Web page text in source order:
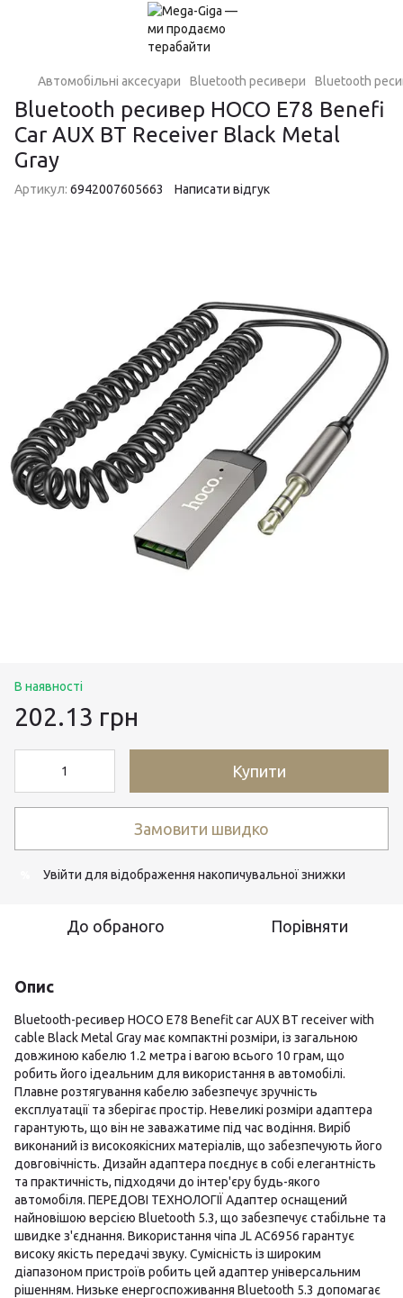
Автомобільні аксесуари Bluetooth ресивери Bluetooth
Bluetooth ресивер HOCO E78 Benefi
Car AUX BT Receiver Black Metal
Gray
Артикул: 6942007605663 Написати відгук
В наявності
202.13 грн
Купити
Замовити швидко
Увійти для відображення накопичувальної знижки
До обраного Порівняти
Опис
Bluetooth-ресивер HOCO E78 Benefit car AUX BT receiver with
cable Black Metal Gray має компактні розміри, із загальною
довжиною кабелю 1.2 метра і вагою всього 10 грам, що
робить його ідеальним для використання в автомобілі.
Плавне розтягування кабелю забезпечує зручність
експлуатації та зберігає простір. Невеликі розміри адаптера
гарантують, що він не заважатиме під час водіння. Виріб
виконаний із високоякісних матеріалів, що забезпечують його
довговічність. Дизайн адаптера поєднує в собі елегантність
та практичність, підходячи до інтер'єру будь-якого
автомобіля. ПЕРЕДОВІ ТЕХНОЛОГІЇ Адаптер оснащений
найновішою версією Bluetooth 5.3, що забезпечує стабільне та
швидке з'єднання. Використання чіпа JL AC6956 гарантує
високу якість передачі звуку. Сумісність із широким
діапазоном пристроїв робить цей адаптер універсальним
рішенням. Низьке енергоспоживання Bluetooth 5.3 допомагає